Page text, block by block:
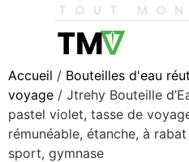
TOUT
Accueil / Bouteilles d'eau
voyage / Jtrehy Bouteille
pastel violet, tasse de
rémunéable, étanche, à
sport, gymnase